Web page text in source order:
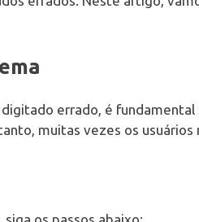
errado, é
muitas vezes os usuários